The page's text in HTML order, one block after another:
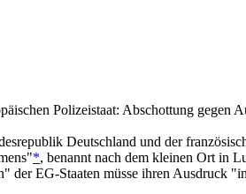
Polizeistaat: Abschottung gegen
Deutschland und der
*, benannt nach dem kleinen Ort in
EG-Staaten müsse ihren Ausdruck